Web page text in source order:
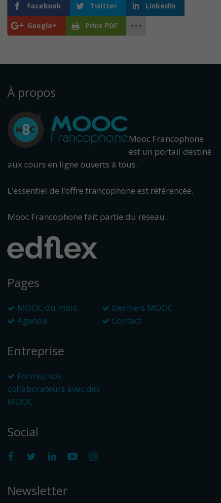
Facebook Twitter LinkedIn
Google+ Print PDF
À propos
Mooc Francophone
est un portail destiné
aux cours en ligne ouverts à tous.
L’essentiel de l’offre francophone est référencée.
Mooc Francophone fait partie du réseau :
Pages
MOOC du mois
Derniers MOOC
Agenda
Contact
Entreprise
Formez vos
collaborateurs avec des
MOOC
Social
Newsletter